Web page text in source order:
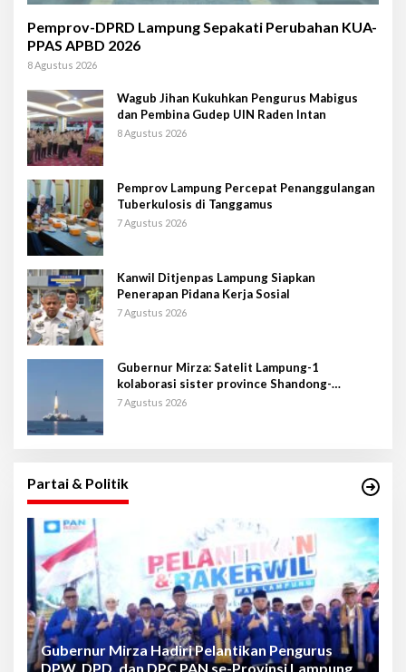
Pemprov-DPRD Lampung Sepakati Perubahan KUA-
PPAS APBD 2026
8 Agustus 2026
Wagub Jihan Kukuhkan Pengurus Mabigus
dan Pembina Gudep UIN Raden Intan
8 Agustus 2026
Pemprov Lampung Percepat Penanggulangan
Tuberkulosis di Tanggamus
7 Agustus 2026
Kanwil Ditjenpas Lampung Siapkan
Penerapan Pidana Kerja Sosial
7 Agustus 2026
Gubernur Mirza: Satelit Lampung-1
kolaborasi sister province Shandong-
Lampung
7 Agustus 2026
Partai & Politik
Gubernur Mirza Hadiri Pelantikan Pengurus
DPW, DPD, dan DPC PAN se-Provinsi Lampung